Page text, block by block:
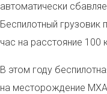
автоматически
Беспилотный
час на расстояние 100
В этом году
на месторождение